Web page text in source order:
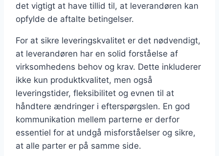
det vigtigt at have tillid til, at leverandøren kan
opfylde de aftalte betingelser.
For at sikre leveringskvalitet er det nødvendigt,
at leverandøren har en solid forståelse af
virksomhedens behov og krav. Dette inkluderer
ikke kun produktkvalitet, men også
leveringstider, fleksibilitet og evnen til at
håndtere ændringer i efterspørgslen. En god
kommunikation mellem parterne er derfor
essentiel for at undgå misforståelser og sikre,
at alle parter er på samme side.